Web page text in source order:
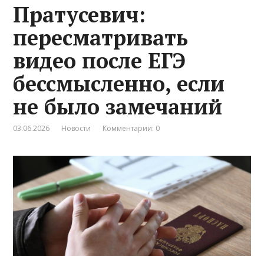
Пратусевич:
пересматривать
видео после ЕГЭ
бессмысленно, если
не было замечаний
03.06.2026 Новости Комментарии: 0